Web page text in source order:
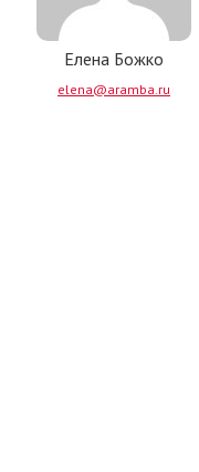
Елена Божко
elena@aramba.ru